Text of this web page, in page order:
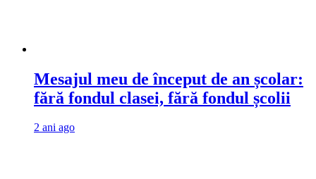
Mesajul meu de început de an școlar:
fără fondul clasei, fără fondul școlii
2 ani ago